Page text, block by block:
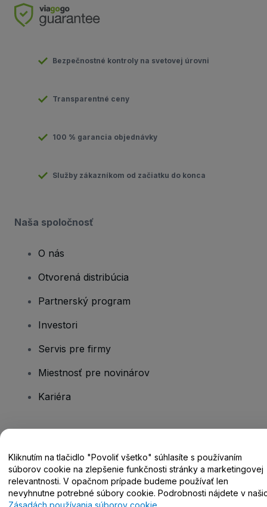
Bezpečnostné kontroly na svetovej úrovni
Transparentné ceny
100 % garancia objednávky
Služby zákazníkom od začiatku do konca
Naša spoločnosť
O nás
Otvorená distribúcia
Partnerský program
Investori
Servis pre firmy
Miestnosť pre novinárov
Kariéra
Centrum pomoci / Kontaktujte nás
Kliknutím na tlačidlo "Povoliť všetko" súhlasíte s používaním
súborov cookie na zlepšenie funkčnosti stránky a marketingovej
relevantnosti. V opačnom prípade budeme používať len
nevyhnutne potrebné súbory cookie. Podrobnosti nájdete v
Zásadách používania súborov cookie